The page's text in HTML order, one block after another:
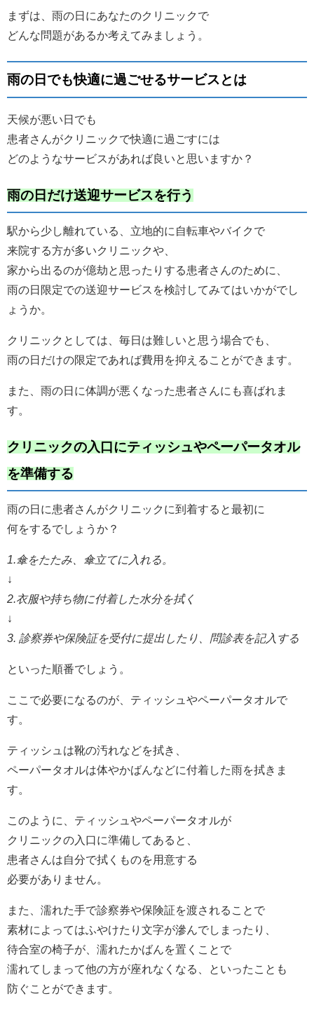
まずは、雨の日にあなたのクリニックで
どんな問題があるか考えてみましょう。
雨の日でも快適に過ごせるサービスとは
天候が悪い日でも
患者さんがクリニックで快適に過ごすには
どのようなサービスがあれば良いと思いますか？
雨の日だけ送迎サービスを行う
駅から少し離れている、立地的に自転車やバイクで
来院する方が多いクリニックや、
家から出るのが億劫と思ったりする患者さんのために、
雨の日限定での送迎サービスを検討してみてはいかがでし
ょうか。
クリニックとしては、毎日は難しいと思う場合でも、
雨の日だけの限定であれば費用を抑えることができます。
また、雨の日に体調が悪くなった患者さんにも喜ばれま
す。
クリニックの入口にティッシュやペーパータオル
を準備する
雨の日に患者さんがクリニックに到着すると最初に
何をするでしょうか？
1.傘をたたみ、傘立てに入れる。
↓
2.衣服や持ち物に付着した水分を拭く
↓
3. 診察券や保険証を受付に提出したり、問診表を記入する
といった順番でしょう。
ここで必要になるのが、ティッシュやペーパータオルで
す。
ティッシュは靴の汚れなどを拭き、
ペーパータオルは体やかばんなどに付着した雨を拭きま
す。
このように、ティッシュやペーパータオルが
クリニックの入口に準備してあると、
患者さんは自分で拭くものを用意する
必要がありません。
また、濡れた手で診察券や保険証を渡されることで
素材によってはふやけたり文字が滲んでしまったり、
待合室の椅子が、濡れたかばんを置くことで
濡れてしまって他の方が座れなくなる、といったことも
防ぐことができます。